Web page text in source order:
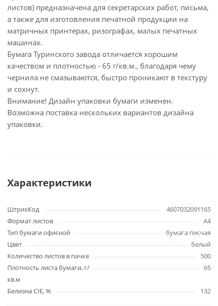
листов) предназначена для секретарских работ, письма,
а также для изготовления печатной продукции на
матричных принтерах, ризографах, малых печатных
машинах.
Бумага Туринского завода отличается хорошим
качеством и плотностью - 65 г/кв.м., благодаря чему
чернила не смазываются, быстро проникают в текстуру
и сохнут.
Внимание! Дизайн упаковки бумаги изменен.
Возможна поставка нескольких вариантов дизайна
упаковки.
Характеристики
ШтрихКод
4607032091165
Формат листов
А4
Тип бумаги офисной
бумага писчая
Цвет
белый
Количество листов в пачке
500
Плотность листа бумаги, г/
кв.м
65
Белизна CIE, % 132